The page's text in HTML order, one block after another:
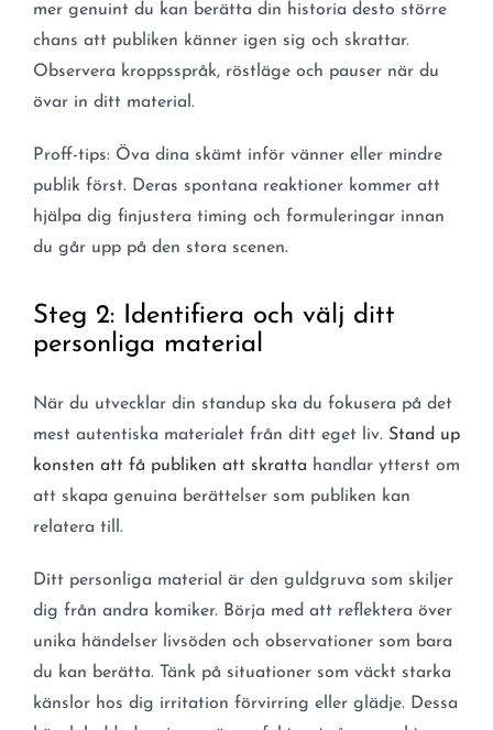
mer genuint du kan berätta din historia desto större
chans att publiken känner igen sig och skrattar.
Observera kroppsspråk, röstläge och pauser när du
övar in ditt material.
Proff-tips: Öva dina skämt inför vänner eller mindre
publik först. Deras spontana reaktioner kommer att
hjälpa dig finjustera timing och formuleringar innan
du går upp på den stora scenen.
Steg 2: Identifiera och välj ditt
personliga material
När du utvecklar din standup ska du fokusera på det
mest autentiska materialet från ditt eget liv. Stand up
konsten att få publiken att skratta handlar ytterst om
att skapa genuina berättelser som publiken kan
relatera till.
Ditt personliga material är den guldgruva som skiljer
dig från andra komiker. Börja med att reflektera över
unika händelser livsöden och observationer som bara
du kan berätta. Tänk på situationer som väckt starka
känslor hos dig irritation förvirring eller glädje. Dessa